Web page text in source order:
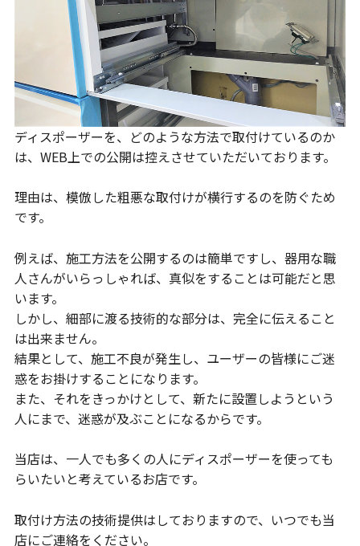
ディスポーザーを、どのような方法で取付けているのか
は、WEB上での公開は控えさせていただいております。
理由は、模倣した粗悪な取付けが横行するのを防ぐため
です。
例えば、施工方法を公開するのは簡単ですし、器用な職
人さんがいらっしゃれば、真似をすることは可能だと思
います。
しかし、細部に渡る技術的な部分は、完全に伝えること
は出来ません。
結果として、施工不良が発生し、ユーザーの皆様にご迷
惑をお掛けすることになります。
また、それをきっかけとして、新たに設置しようという
人にまで、迷惑が及ぶことになるからです。
当店は、一人でも多くの人にディスポーザーを使っても
らいたいと考えているお店です。
取付け方法の技術提供はしておりますので、いつでも当
店にご連絡をください。